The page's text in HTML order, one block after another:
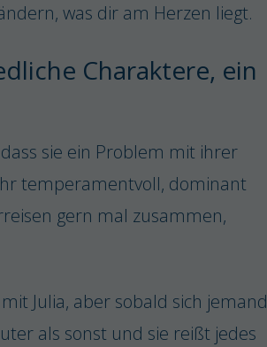
was dir am Herzen liegt.
Charaktere, ein
sie ein Problem mit ihrer
temperamentvoll, dominant
gern mal zusammen,
Julia, aber sobald sich jemand
als sonst und sie reißt jedes